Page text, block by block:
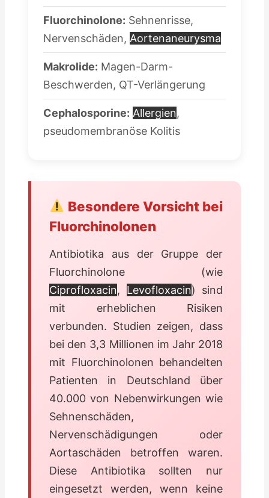
Fluorchinolone: Sehnenrisse,
Nervenschäden, Aortenaneurysma
Makrolide: Magen-Darm-
Beschwerden, QT-Verlängerung
Cephalosporine: Allergien,
pseudomembranöse Kolitis
Besondere Vorsicht bei
Fluorchinolonen
Antibiotika aus der Gruppe der
Fluorchinolone (wie
Ciprofloxacin, Levofloxacin) sind
mit erheblichen Risiken
verbunden. Studien zeigen, dass
bei den 3,3 Millionen im Jahr 2018
mit Fluorchinolonen behandelten
Patienten in Deutschland über
40.000 von Nebenwirkungen wie
Sehnenschäden,
Nervenschädigungen oder
Aortaschäden betroffen waren.
Diese Antibiotika sollten nur
eingesetzt werden, wenn keine